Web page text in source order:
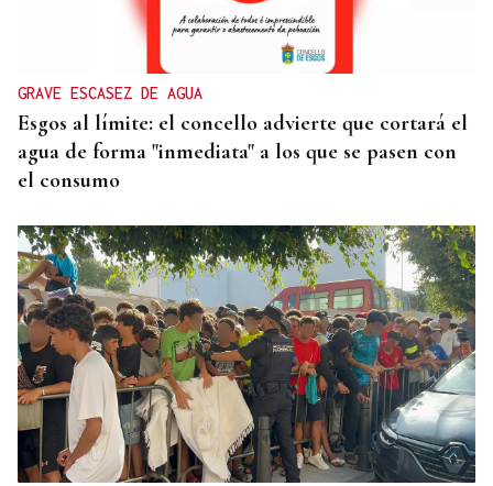
Naturales de Galicia celebra el dia de la Patria
gallega venerando al Apóstol Santiago
GRAVE ESCASEZ DE AGUA
Esgos al límite: el concello advierte que cortará el
agua de forma "inmediata" a los que se pasen con
el consumo